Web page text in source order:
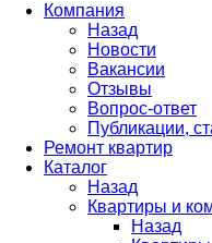
Компания
Назад
Новости
Вакансии
Отзывы
Вопрос-ответ
Публикации,
Ремонт квартир
Каталог
Назад
Квартиры и
Назад